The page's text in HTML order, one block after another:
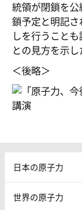
統領が閉鎖を
鎖予定と明記
しを行うこと
との見方を示し
＜後略＞
日本の原子力
世界の原子力